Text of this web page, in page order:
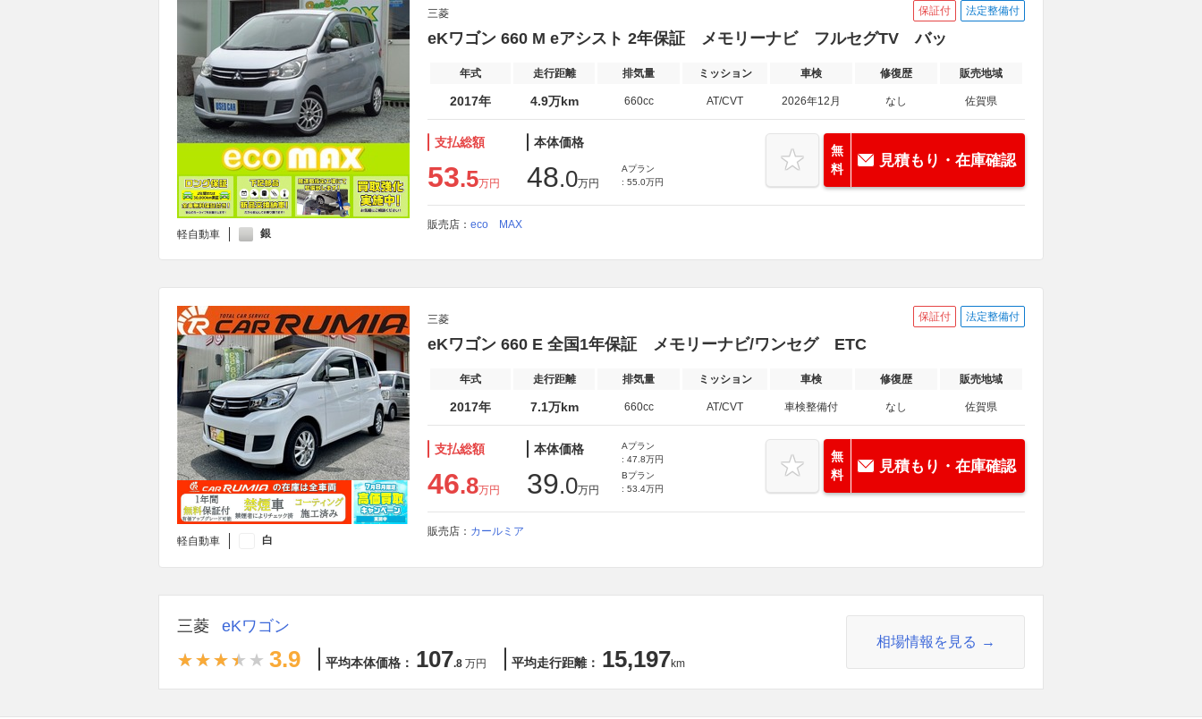
軽自動車 銀
三菱 保証付 法定整備付
eKワゴン 660 M eアシスト 2年保証 メモリーナビ フルセグTV バッ
年式 走行距離 排気量 ミッション 車検 修復歴 販売地域
2017年 4.9万km 660cc AT/CVT 2026年12月 なし 佐賀県
支払総額
53.5万円
本体価格
48.0万円
Aプラン
: 55.0万円
無
料
見積もり・在庫確認
販売店： eco MAX
軽自動車 白
三菱 保証付 法定整備付
eKワゴン 660 E 全国1年保証 メモリーナビ/ワンセグ ETC
年式 走行距離 排気量 ミッション 車検 修復歴 販売地域
2017年 7.1万km 660cc AT/CVT 車検整備付 なし 佐賀県
支払総額
46.8万円
本体価格
39.0万円
Aプラン
: 47.8万円
Bプラン
: 53.4万円
無
料
見積もり・在庫確認
販売店： カールミア
三菱 eKワゴン
3.9 平均本体価格： 107.8 万円 平均走行距離： 15,197km
相場情報を見る